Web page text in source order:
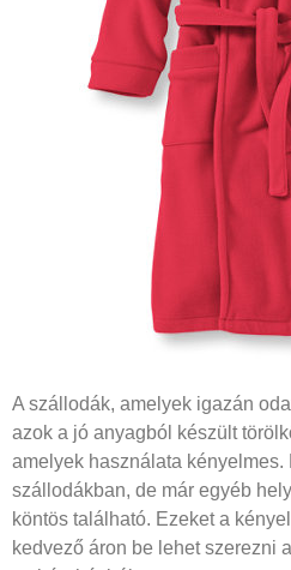
A szállodák, amelyek igazán
azok a jó anyagból készült
amelyek használata
szállodákban, de már egyéb
köntös található. Ezeket a
kedvező áron be lehet szerezni